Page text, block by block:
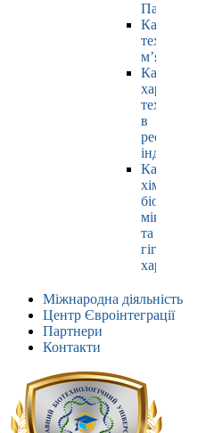
Павлюк
Кафедра
технології
м’яса
Кафедра
харчових
технологій
в
ресторанній
індустрії
Кафедра
хімії,
біохімії,
мікробіології
та
гігієни
харчування
Міжнародна діяльність
Центр Євроінтеграції
Партнери
Контакти